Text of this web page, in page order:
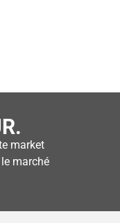
market
marché